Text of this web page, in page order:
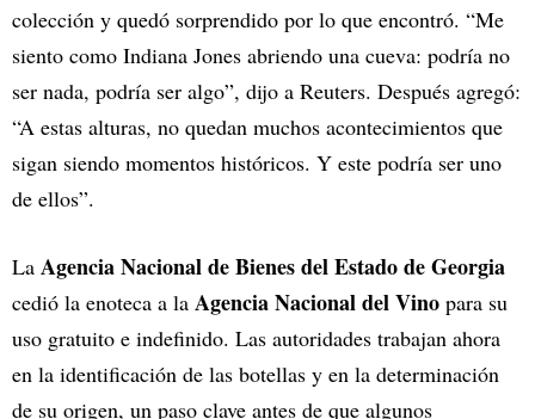
colección y quedó sorprendido por lo que encontró. “Me
siento como Indiana Jones abriendo una cueva: podría no
ser nada, podría ser algo”, dijo a Reuters. Después agregó:
“A estas alturas, no quedan muchos acontecimientos que
sigan siendo momentos históricos. Y este podría ser uno
de ellos”.
La Agencia Nacional de Bienes del Estado de Georgia
cedió la enoteca a la Agencia Nacional del Vino para su
uso gratuito e indefinido. Las autoridades trabajan ahora
en la identificación de las botellas y en la determinación
de su origen, un paso clave antes de que algunos